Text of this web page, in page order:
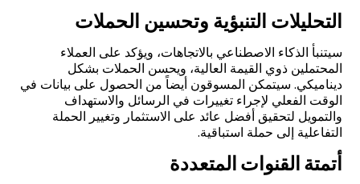
التحليلات التنبؤية وتحسين الحملات
سيتنبأ الذكاء الاصطناعي بالاتجاهات، ويؤكد على العملاء
المحتملين ذوي القيمة العالية، ويحسن الحملات بشكل
ديناميكي. سيتمكن المسوقون أيضاً من الحصول على بيانات في
الوقت الفعلي لإجراء تغييرات في الرسائل والاستهداف
والتمويل لتحقيق أفضل عائد على الاستثمار وتغيير الحملة
التفاعلية إلى حملة استباقية.
أتمتة القنوات المتعددة